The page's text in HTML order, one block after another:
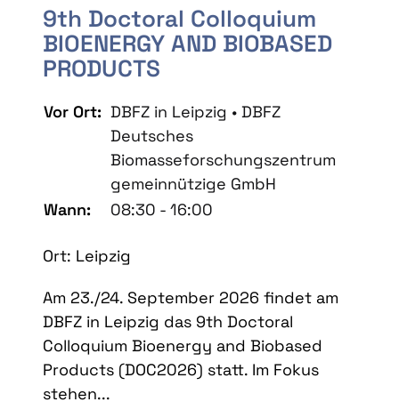
9th Doctoral Colloquium
BIOENERGY AND BIOBASED
PRODUCTS
Vor Ort: DBFZ in Leipzig • DBFZ
Deutsches
Biomasseforschungszentrum
gemeinnützige GmbH
Wann:
08:30 - 16:00
Ort: Leipzig
Am 23./24. September 2026 findet am
DBFZ in Leipzig das 9th Doctoral
Colloquium Bioenergy and Biobased
Products (DOC2026) statt. Im Fokus
stehen...